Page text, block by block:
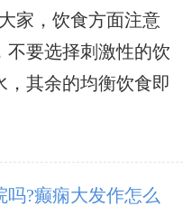
家，饮食方面注意
不要选择刺激性的饮
，其余的均衡饮食即
吗?癫痫大发作怎么